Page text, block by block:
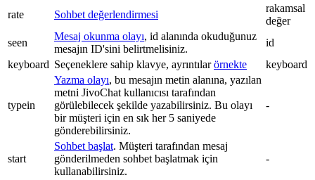
rate
Sohbet değerlendirmesi
rakamsal
değer
seen
Mesaj okunma olayı, id alanında okuduğunuz
mesajın ID'sini belirtmelisiniz.
id
keyboard Seçeneklere sahip klavye, ayrıntılarörnekte keyboard
typein
Yazma olayı, bu mesajın metin alanına, yazılan
metni JivoChat kullanıcısı tarafından
görülebilecek şekilde yazabilirsiniz. Bu olayı
bir müşteri için en sık her 5 saniyede
gönderebilirsiniz.
-
start
Sohbet başlat. Müşteri tarafından mesaj
gönderilmeden sohbet başlatmak için
kullanabilirsiniz.
-